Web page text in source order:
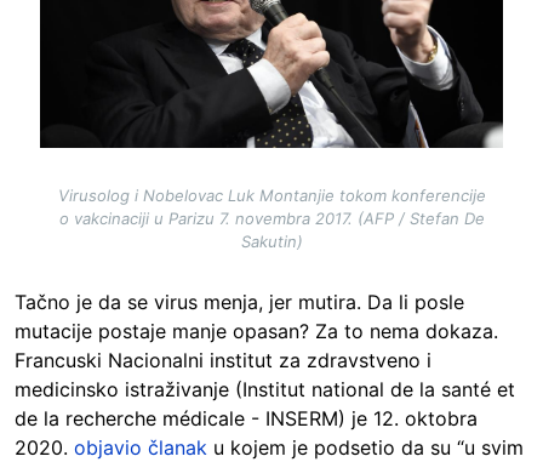
Virusolog i Nobelovac Luk Montanjie tokom konferencije
o vakcinaciji u Parizu 7. novembra 2017. (AFP / Stefan De
Sakutin)
Tačno je da se virus menja, jer mutira. Da li posle
mutacije postaje manje opasan? Za to nema dokaza.
Francuski Nacionalni institut za zdravstveno i
medicinsko istraživanje (Institut national de la santé et
de la recherche médicale - INSERM) je 12. oktobra
2020. objavio članak u kojem je podsetio da su “u svim